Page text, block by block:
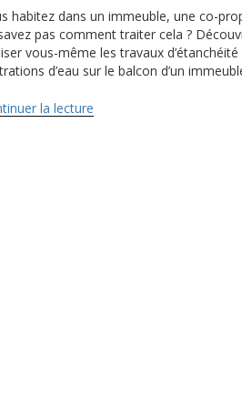
habitez dans un immeuble, une co-
pas comment traiter cela ?
vous-même les travaux
d’eau sur le balcon d’un
la lecture